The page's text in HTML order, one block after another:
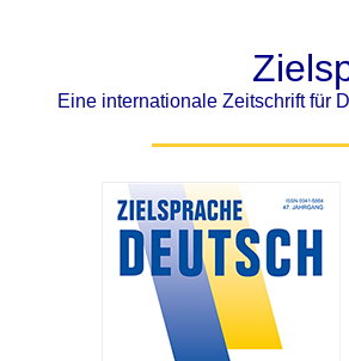
Eine internationale Zeitschrift für